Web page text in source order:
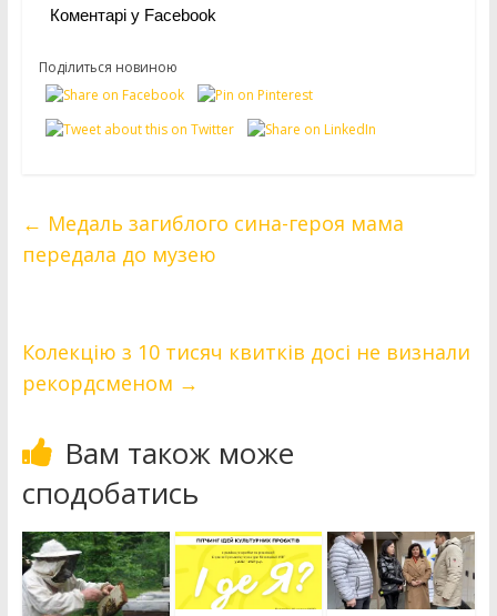
Коментарі у Facebook
Поділиться новиною
← Медаль загиблого сина-героя мама
передала до музею
Колекцію з 10 тисяч квитків досі не визнали
рекордсменом →
Вам також може
сподобатись